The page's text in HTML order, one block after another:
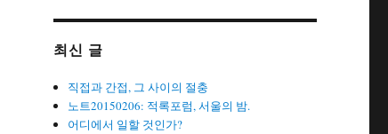
최신 글
직접과 간접, 그 사이의 절충
노트20150206: 적록포럼, 서울의 밤.
어디에서 일할 것인가?